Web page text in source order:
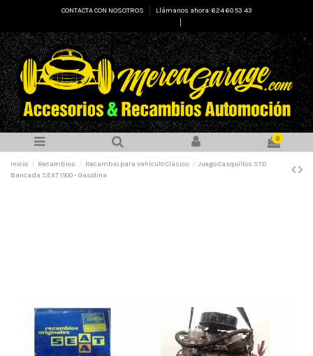
CONTACTA CON NOSOTROS
Llámanos ahora: 624 60 53 43
0
Inicio Recambios Recambio para Vehículo Clásico
Juego Casquillos STD
Bancada SEAT 1500 - Gasolina